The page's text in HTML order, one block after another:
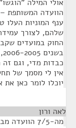
אולי המילה
הוועדה המשותפת
ענף המוניות העלו
שלהם, לצורך
כבדות מדי, וגם
אין לי מסמך של
יוכלו לומר כאן
לאה ורון
מה-7/5 הוועדה מבקשת את המסמך.